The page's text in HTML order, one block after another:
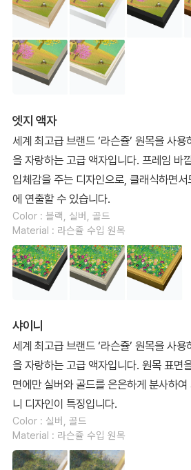
엣지 액자
세계 최고급 브랜드 ‘라슨쥴’ 원목을 사
을 자랑하는 고급 액자입니다. 프레임 바
입체감을 주는 디자인으로, 클래식하면
에 연출할 수 있습니다.
Color : 블랙, 실버, 골드
Material : 라슨쥴 수입 원목
샤이니
세계 최고급 브랜드 ‘라슨쥴’ 원목을 사
을 자랑하는 고급 액자입니다. 원목 표면
면에만 실버와 골드를 은은하게 분사하
니 디자인이 특징입니다.
Color : 실버, 골드
Material : 라슨쥴 수입 원목